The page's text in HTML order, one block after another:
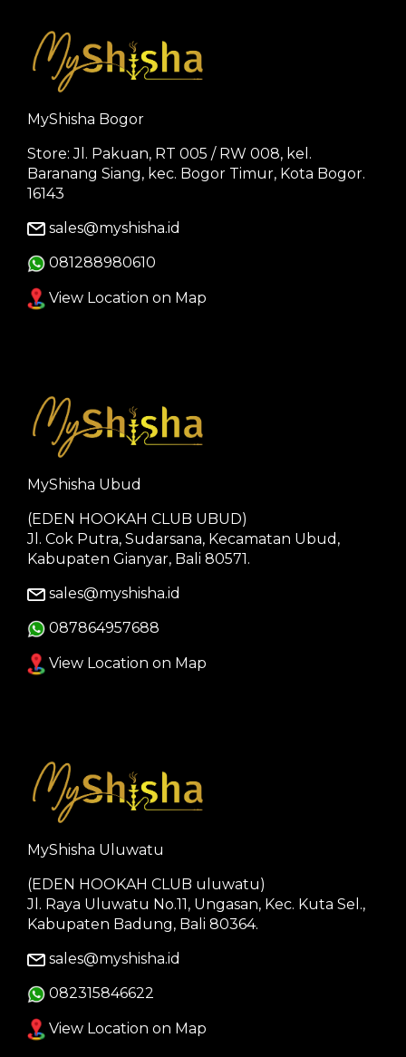
MyShisha Bogor
Store: Jl. Pakuan, RT 005 / RW 008, kel.
Baranang Siang, kec. Bogor Timur, Kota Bogor.
16143
sales@myshisha.id
081288980610
View Location on Map
MyShisha Ubud
(EDEN HOOKAH CLUB UBUD)
Jl. Cok Putra, Sudarsana, Kecamatan Ubud,
Kabupaten Gianyar, Bali 80571.
sales@myshisha.id
087864957688
View Location on Map
MyShisha Uluwatu
(EDEN HOOKAH CLUB uluwatu)
Jl. Raya Uluwatu No.11, Ungasan, Kec. Kuta Sel.,
Kabupaten Badung, Bali 80364.
sales@myshisha.id
082315846622
View Location on Map